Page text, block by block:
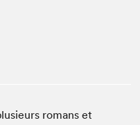
romans et